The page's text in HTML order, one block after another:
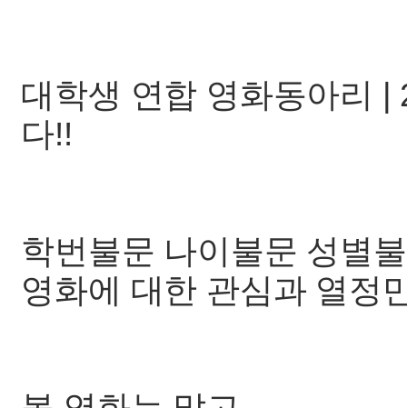
대학생 연합 영화동아리
다!!
학번불문 나이불문 성별
영화에 대한 관심과 열정